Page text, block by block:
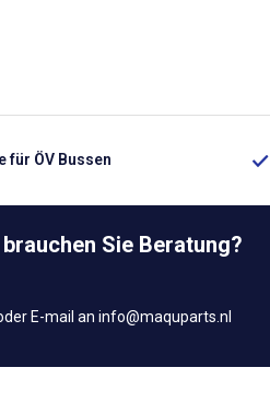
für ÖV Bussen
Sie Beratung?
E-mail an info@maquparts.nl